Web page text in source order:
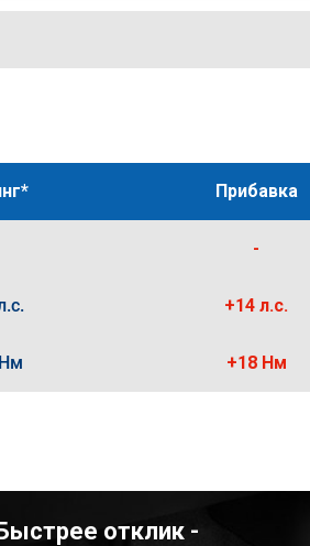
Прибавка
-
+14 л.с.
+18 Нм
отклик -